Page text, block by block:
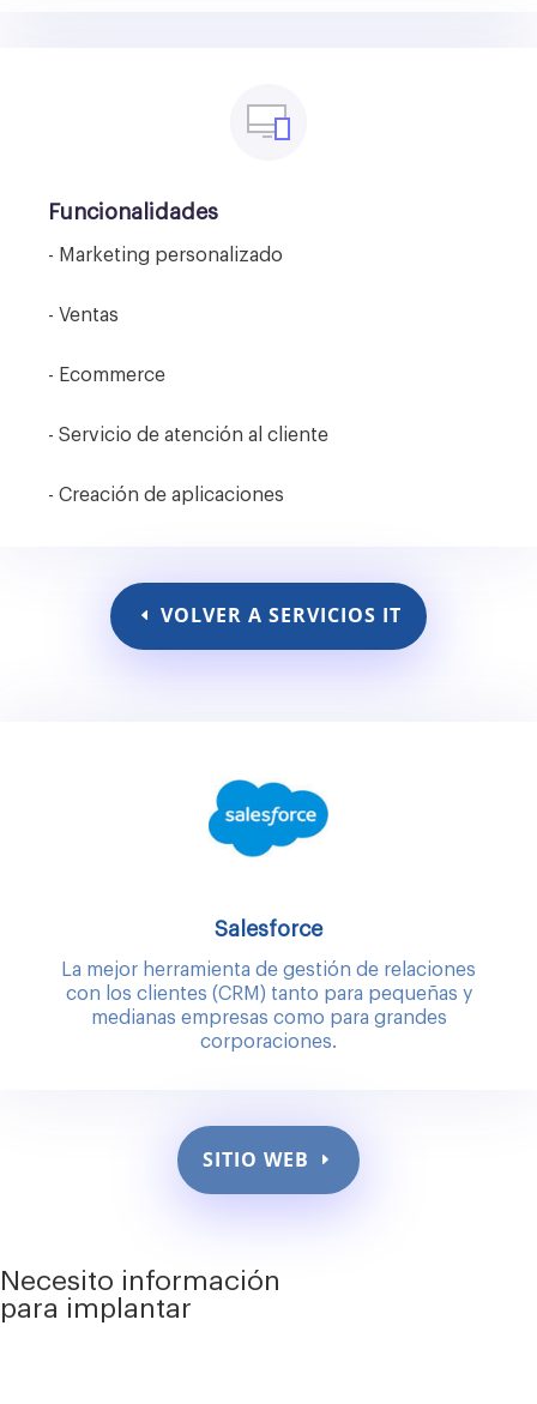
Funcionalidades
- Marketing personalizado
- Ventas
- Ecommerce
- Servicio de atención al cliente
- Creación de aplicaciones
VOLVER A SERVICIOS IT
Salesforce
La mejor herramienta de gestión de relaciones
con los clientes (CRM) tanto para pequeñas y
medianas empresas como para grandes
corporaciones.
SITIO WEB
Necesito información
para implantar